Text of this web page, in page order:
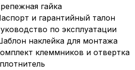
гайка
и гарантийный талон
по эксплуатации
наклейка для монтажа
клеммников и отвертка